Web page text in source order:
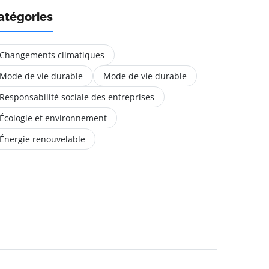
climatiques
de vie durable
Mode de vie durable
sociale des entreprises
et environnement
renouvelable